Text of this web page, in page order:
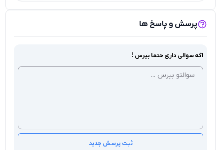
پرسش و پاسخ ها
اگه سوالی داری حتما بپرس !
ثبت پرسش جدید